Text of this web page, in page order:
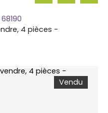
4 pièces -
Vendu